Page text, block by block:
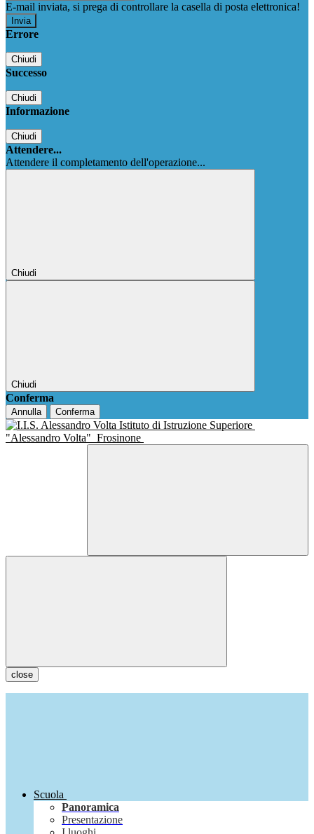
E-mail inviata, si prega di controllare la casella di posta elettronica!
Errore
Chiudi
Successo
Chiudi
Informazione
Chiudi
Attendere...
Attendere il completamento dell'operazione...
Chiudi
Chiudi
Conferma
Annulla Conferma
Istituto di Istruzione Superiore
"Alessandro Volta" Frosinone
close
Scuola
Panoramica
Presentazione